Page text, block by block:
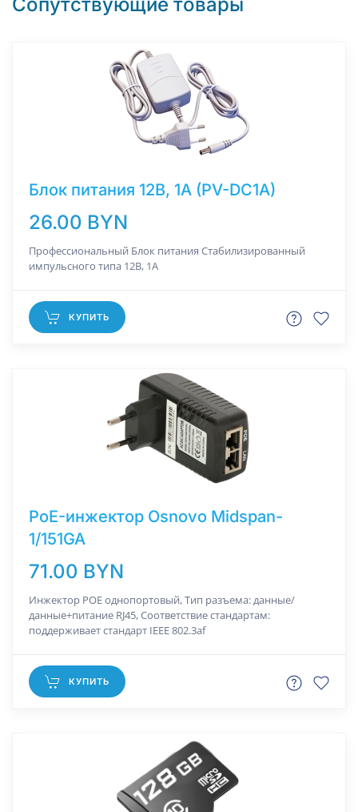
Блок питания 12В, 1A (PV-DC1A)
26.00 BYN
Профессиональный Блок питания Стабилизированный
импульсного типа 12В, 1А
КУПИТЬ
PoE-инжектор Osnovo Midspan-
1/151GA
71.00 BYN
Инжектор POE однопортовый, Тип разъема: данные/
данные+питание RJ45, Соответствие стандартам:
поддерживает стандарт IEEE 802.3af
КУПИТЬ